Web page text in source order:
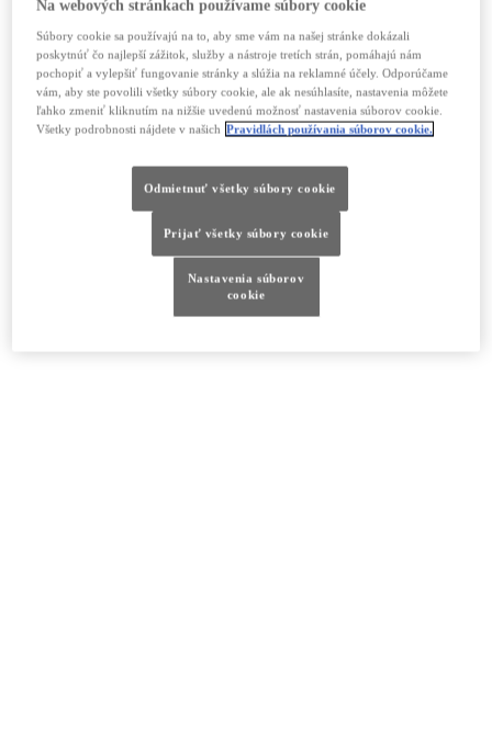
Na webových stránkach používame súbory cookie
Súbory cookie sa používajú na to, aby sme vám na našej stránke dokázali
poskytnúť čo najlepší zážitok, služby a nástroje tretích strán, pomáhajú nám
pochopiť a vylepšiť fungovanie stránky a slúžia na reklamné účely. Odporúčame
vám, aby ste povolili všetky súbory cookie, ale ak nesúhlasíte, nastavenia môžete
ľahko zmeniť kliknutím na nižšie uvedenú možnosť nastavenia súborov cookie.
Všetky podrobnosti nájdete v našich Pravidlách používania súborov cookie.
Odmietnuť všetky súbory cookie
Prijať všetky súbory cookie
Nastavenia súborov
cookie